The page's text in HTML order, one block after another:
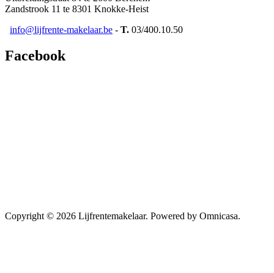
Zandstrook 11 te 8301 Knokke-Heist
info@lijfrente-makelaar.be - T. 03/400.10.50
Facebook
Copyright © 2026 Lijfrentemakelaar. Powered by Omnicasa.